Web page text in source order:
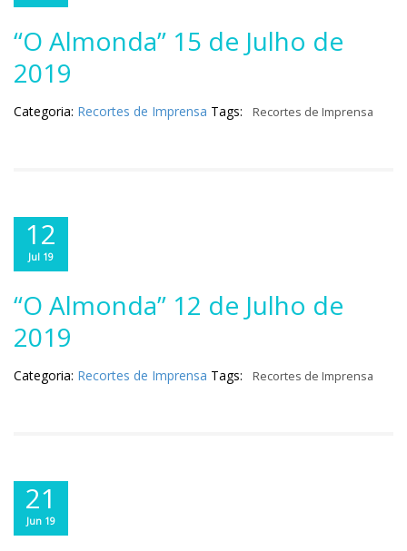
“O Almonda” 15 de Julho de
2019
Categoria: Recortes de Imprensa Tags: Recortes de Imprensa
12
Jul 19
“O Almonda” 12 de Julho de
2019
Categoria: Recortes de Imprensa Tags: Recortes de Imprensa
21
Jun 19